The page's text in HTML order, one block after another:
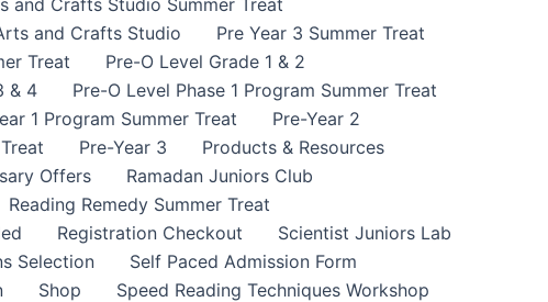
and Crafts Studio Summer Treat
and Crafts Studio
Pre Year 3 Summer Treat
Treat
Pre-O Level Grade 1 & 2
& 4
Pre-O Level Phase 1 Program Summer Treat
1 Program Summer Treat
Pre-Year 2
Pre-Year 3
Products & Resources
Offers
Ramadan Juniors Club
Reading Remedy Summer Treat
Registration Checkout
Scientist Juniors Lab
Selection
Self Paced Admission Form
Shop
Speed Reading Techniques Workshop